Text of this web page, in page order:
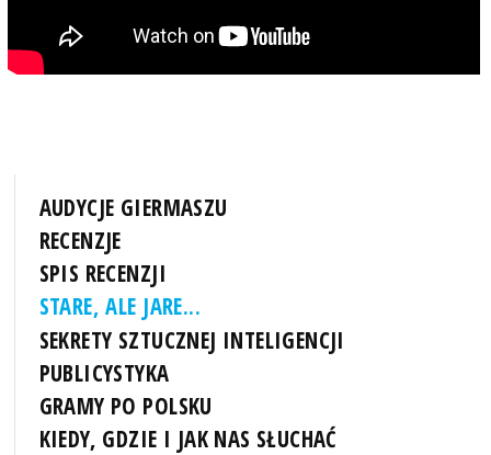
AUDYCJE GIERMASZU
RECENZJE
SPIS RECENZJI
STARE, ALE JARE...
SEKRETY SZTUCZNEJ INTELIGENCJI
PUBLICYSTYKA
GRAMY PO POLSKU
KIEDY, GDZIE I JAK NAS SŁUCHAĆ